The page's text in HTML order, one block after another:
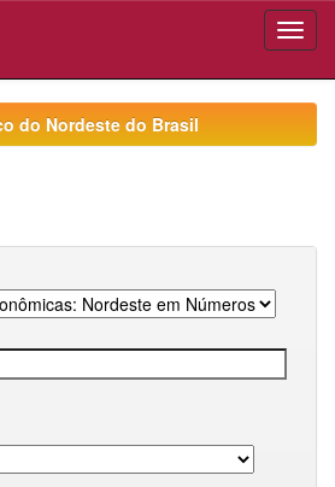
do Nordeste do Brasil